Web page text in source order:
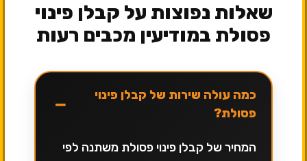
שאלות נפוצות על קבלן פינוי
פסולת במודיעין מכבים רעות
כמה עולה שירות של קבלן פינוי
פסולת?
−
המחיר של קבלן פינוי פסולת משתנה לפי